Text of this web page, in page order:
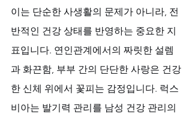
이는 단순한 사생활의 문제가 아니라, 전
반적인 건강 상태를 반영하는 중요한 지
표입니다. 연인관계에서의 짜릿한 설렘
과 화끈함, 부부 간의 단단한 사랑은 건강
한 신체 위에서 꽃피는 감정입니다. 럭스
비아는 발기력 관리를 남성 건강 관리의